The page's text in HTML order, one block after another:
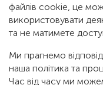
файлів cookie, це
використовувати
та не матимете
Ми прагнемо
наша політика та
Час від часу ми